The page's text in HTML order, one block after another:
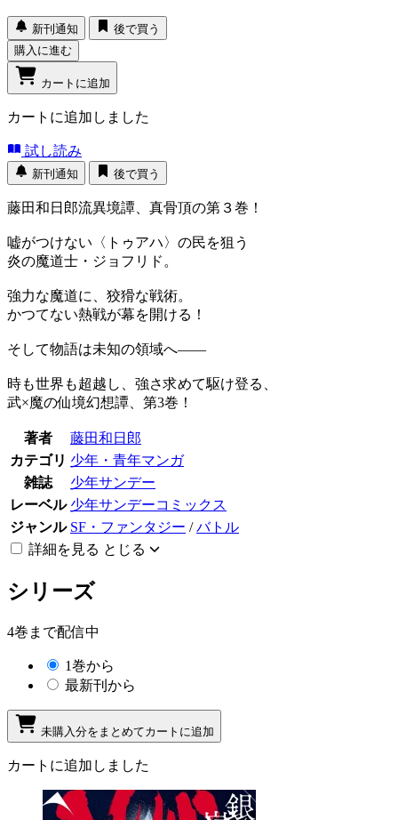
新刊通知
後で買う
購入に進む
カートに追加
カートに追加しました
試し読み
新刊通知 後で買う
藤田和日郎流異境譚、真骨頂の第３巻！
嘘がつけない〈トゥアハ〉の民を狙う
炎の魔道士・ジョフリド。
強力な魔道に、狡猾な戦術。
かつてない熱戦が幕を開ける！
そして物語は未知の領域へ――
時も世界も超越し、強さ求めて駆け登る、
武×魔の仙境幻想譚、第3巻！
著者
藤田和日郎
カテゴリ 少年・青年マンガ
雑誌
少年サンデー
レーベル 少年サンデーコミックス
ジャンル SF・ファンタジー /バトル
詳細を見る とじる
シリーズ
4巻まで配信中
1巻から
最新刊から
未購入分をまとめてカートに追加
カートに追加しました